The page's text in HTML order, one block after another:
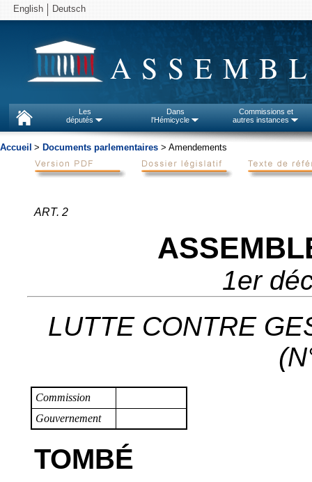
English Deutsch
Les
députés
Dans
l'Hémicycle
Commissions et
autres instances
Accueil > Documents parlementaires > Amendements
ART. 2
1er
LUTTE CONTRE
Commission
Gouvernement
TOMBÉ